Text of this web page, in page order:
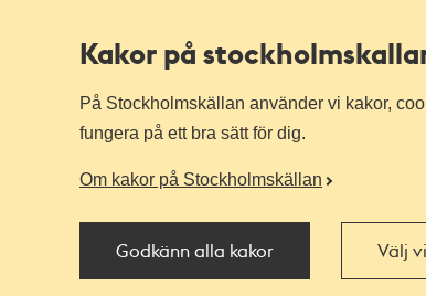
Kakor på
På Stockholmskällan använder vi kakor,
fungera på ett bra sätt för dig.
Om kakor på Stockholmskällan
Godkänn alla kakor Välj